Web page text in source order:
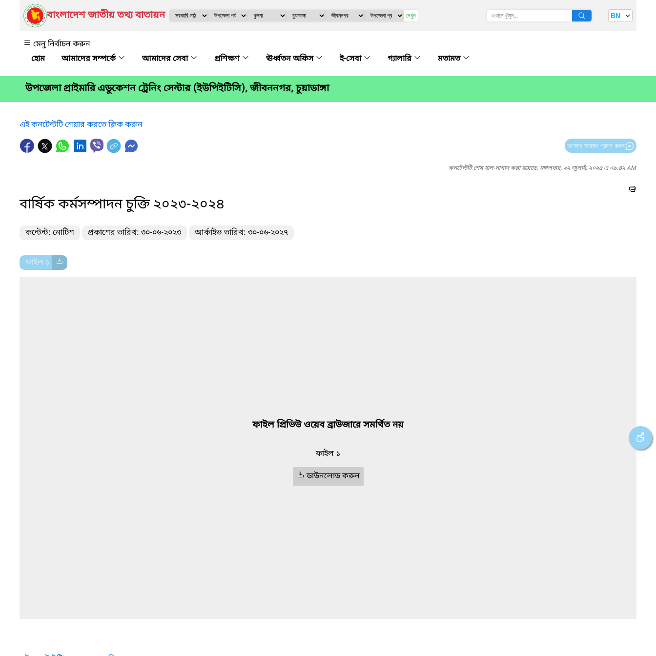
বাংলাদেশ জাতীয় তথ্য বাতায়ন দেখুন BN
মেনু নির্বাচন করুন
আমাদের সম্পর্কে
আমাদের সেবা প্রশিক্ষণ ঊর্ধ্বতন অফিস ই-সেবা গ্যালারি মতামত
উপজেলা প্রাইমারি এডুকেশন ট্রেনিং সেন্টার (ইউপিইটিসি), জীবননগর, চুয়াডাঙ্গা
এই কনটেন্টটি শেয়ার করতে ক্লিক করুন
আপনার মতামত প্রদান করুন
কনটেন্টটি শেষ হাল-নাগাদ করা হয়েছে: মঙ্গলবার, ২২ জুলাই, ২০২৫ এ ০৯:৪২ AM
বার্ষিক কর্মসম্পাদন চুক্তি ২০২৩-২০২৪
কন্টেন্ট: নোটিশ প্রকাশের তারিখ: ৩০-০৬-২০২৩ আর্কাইভ তারিখ: ৩০-০৬-২০২৭
ফাইল ১
ফাইল প্রিভিউ ওয়েব ব্রাউজারে সমর্থিত নয়
ফাইল ১
ডাউনলোড করুন